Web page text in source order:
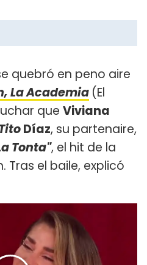
quebró en peno aire
La Academia (El
que Viviana
Díaz, su partenaire,
Tonta", el hit de la
Tras el baile, explicó